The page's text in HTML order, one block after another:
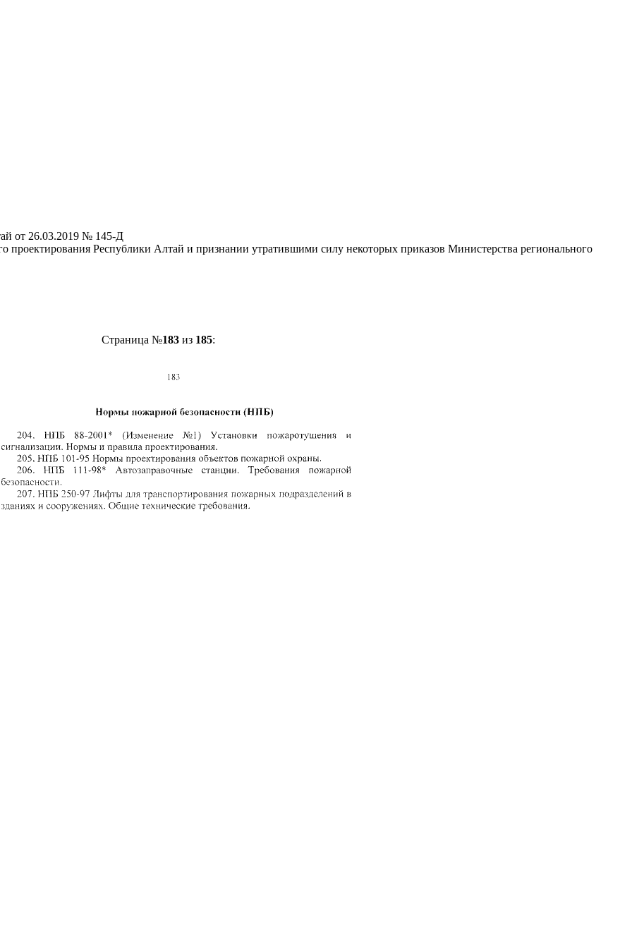
от 26.03.2019 № 145-Д
проектирования Республики Алтай и признании утратившими силу некоторых приказов Министерства регионального
Страница №183из 185: